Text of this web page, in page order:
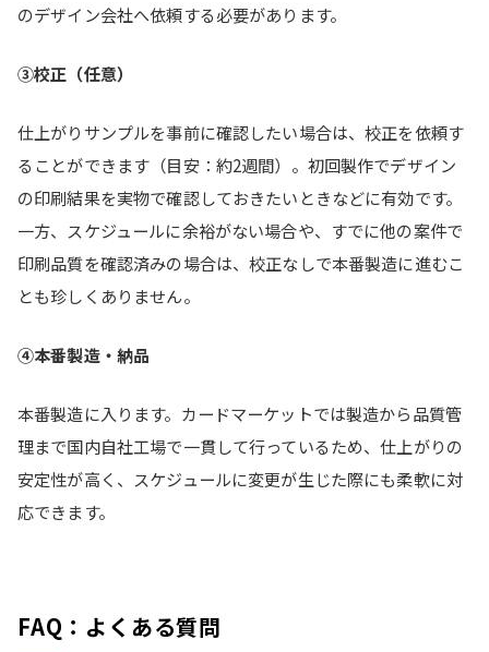
のデザイン会社へ依頼する必要があります。
③校正（任意）
仕上がりサンプルを事前に確認したい場合は、校正を依頼す
ることができます（目安：約2週間）。初回製作でデザイン
の印刷結果を実物で確認しておきたいときなどに有効です。
一方、スケジュールに余裕がない場合や、すでに他の案件で
印刷品質を確認済みの場合は、校正なしで本番製造に進むこ
とも珍しくありません。
④本番製造・納品
本番製造に入ります。カードマーケットでは製造から品質管
理まで国内自社工場で一貫して行っているため、仕上がりの
安定性が高く、スケジュールに変更が生じた際にも柔軟に対
応できます。
FAQ：よくある質問